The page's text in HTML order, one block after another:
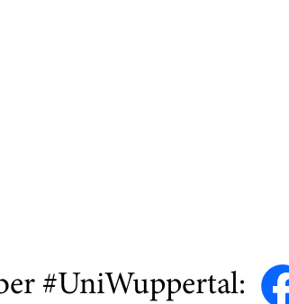
#UniWuppertal: